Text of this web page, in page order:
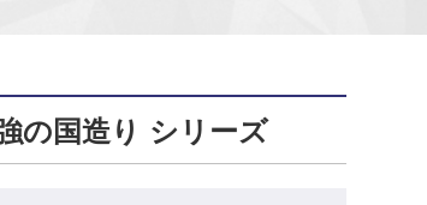
の国造り シリーズ